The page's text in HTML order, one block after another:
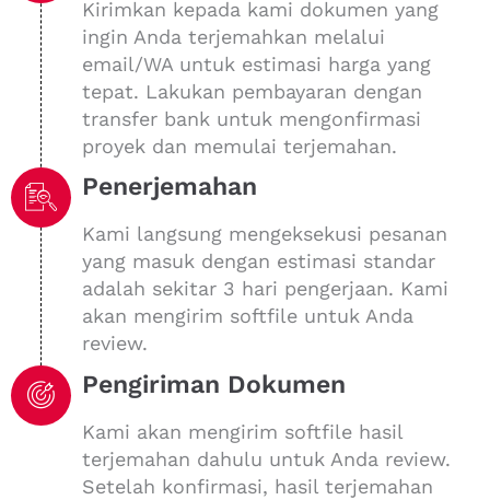
Kirimkan kepada kami dokumen yang
ingin Anda terjemahkan melalui
email/WA untuk estimasi harga yang
tepat. Lakukan pembayaran dengan
transfer bank untuk mengonfirmasi
proyek dan memulai terjemahan.
Penerjemahan
Kami langsung mengeksekusi pesanan
yang masuk dengan estimasi standar
adalah sekitar 3 hari pengerjaan. Kami
akan mengirim softfile untuk Anda
review.
Pengiriman Dokumen
Kami akan mengirim softfile hasil
terjemahan dahulu untuk Anda review.
Setelah konfirmasi, hasil terjemahan